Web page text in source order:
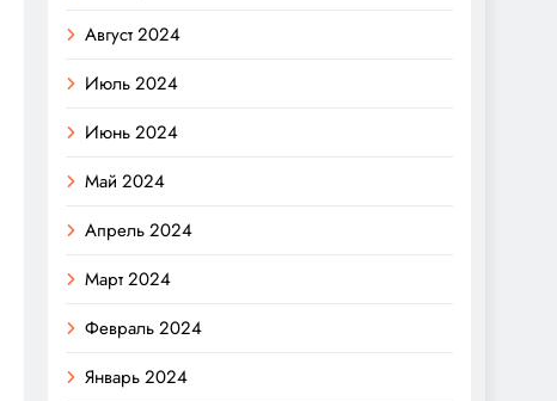
Август 2024
Июль 2024
Июнь 2024
Май 2024
Апрель 2024
Март 2024
Февраль 2024
Январь 2024